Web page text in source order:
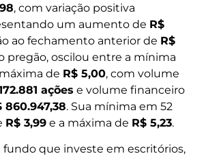
, com variação positiva
um aumento de R$
ao fechamento anterior de R$
pregão, oscilou entre a mínima
de R$ 5,00, com volume
ações e volume financeiro
860.947,38. Sua mínima em 52
R$ 3,99 e a máxima de R$ 5,23.
fundo que investe em escritórios,